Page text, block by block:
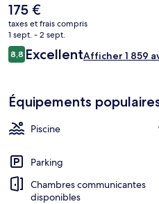
Le
prix
actuel
est
de
175 €
taxes et frais compris
1 sept. - 2 sept.
Avis
voyageurs
8,88,8 sur 10
ExcellentAfficher 1 859
Équipements
Piscine
Parking
Chambres communicantes
disponibles